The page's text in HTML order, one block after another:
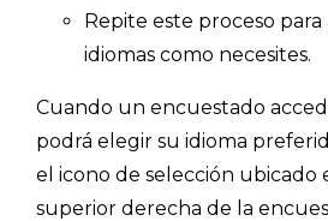
Explorar categorías:
- Artículos destacados
- Consejos para tu
- Encuesta.com
Repite este proceso
idiomas como necesites.
Cuando un encuestado
podrá elegir su idioma
el icono de selección ubicado
superior derecha de la